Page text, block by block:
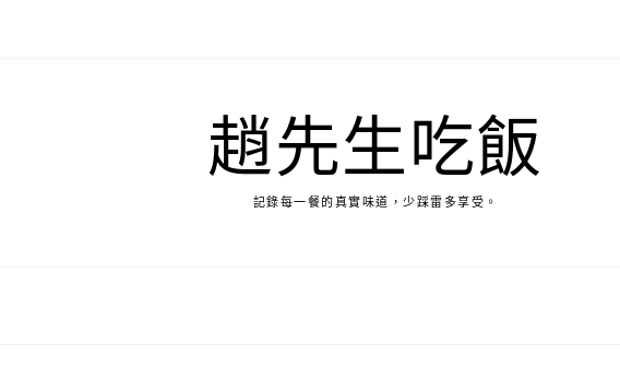
趙先生吃飯
記錄每一餐的真實味道，少踩雷多享受。